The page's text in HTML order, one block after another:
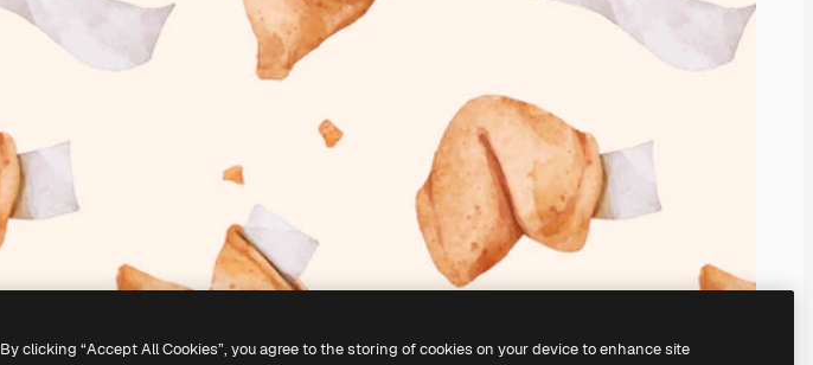
By clicking “Accept All Cookies”, you agree to the storing of cookies on your device to enhance site